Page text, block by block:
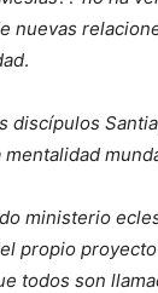
nuevas
.
discípulos
mentalidad
ministerio
propio
todos son